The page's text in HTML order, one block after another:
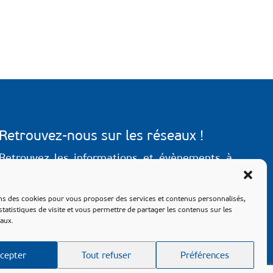
des cookies pour vous proposer des services et contenus personnalisés,
de visite et vous permettre de partager les contenus sur les
Tout refuser Préférences
Retrouvez-nous sur les réseaux !
les informations et évènements à
commune.